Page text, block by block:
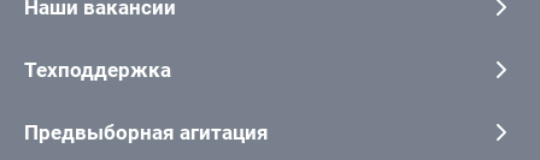
Наши вакансии
Техподдержка
Предвыборная агитация